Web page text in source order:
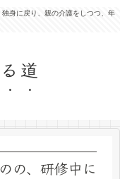
身に戻り、親の介護をしつつ、年
道
の、研修中に